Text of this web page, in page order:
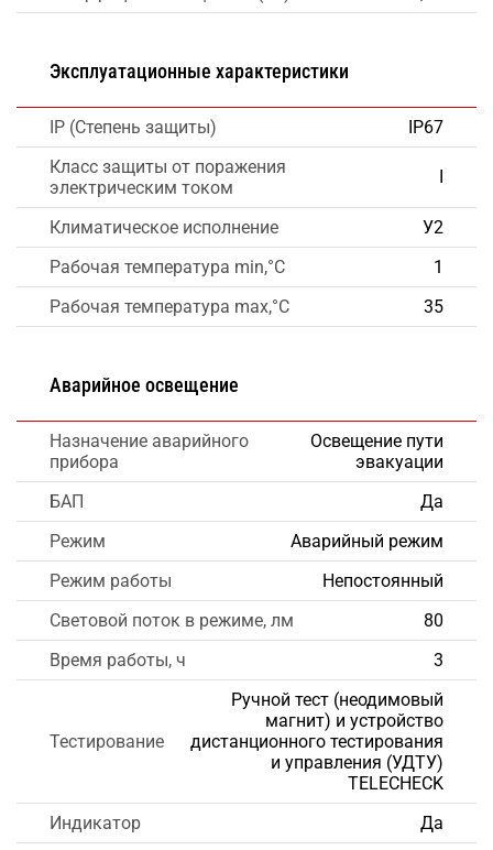
Эксплуатационные характеристики
IP (Степень защиты)
IP67
Класс защиты от поражения
электрическим током
Климатическое исполнение
У2
Рабочая температура min,°C
1
Рабочая температура max,°C
35
Аварийное освещение
Назначение аварийного
прибора
Освещение пути
эвакуации
БАП
Да
Режим
Аварийный режим
Режим работы
Непостоянный
Световой поток в режиме, лм
80
Время работы, ч
3
Тестирование
Ручной тест (неодимовый
магнит) и устройство
дистанционного тестирования
и управления (УДТУ)
TELECHECK
Индикатор
Да